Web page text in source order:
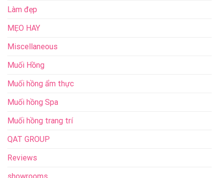
Làm đẹp
MẸO HAY
Miscellaneous
Muối Hồng
Muối hồng ẩm thực
Muối hồng Spa
Muối hồng trang trí
QAT GROUP
Reviews